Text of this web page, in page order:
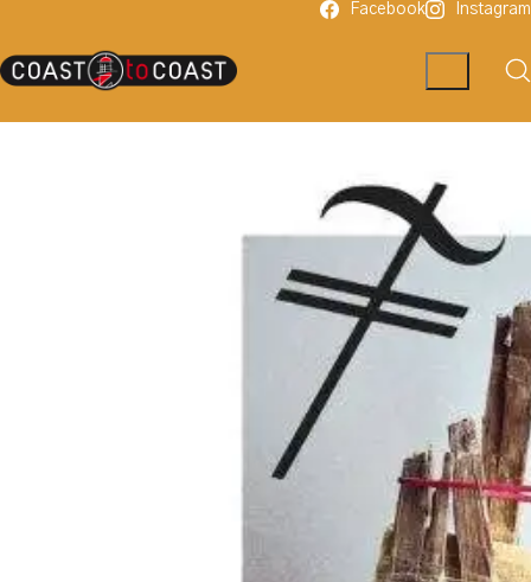
Facebook Instagram